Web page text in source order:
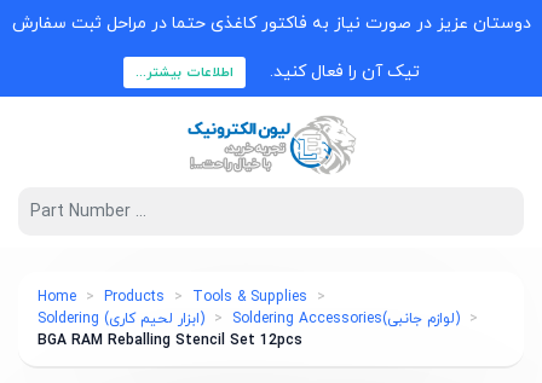
دوستان عزیز در صورت نیاز به فاکتور کاغذی حتما در مراحل ثبت سفارش
تیک آن را فعال کنید. اطلاعات بیشتر...
Home Products
Tools & Supplies
(ابزار لحیم کاری) Soldering
(لوازم جانبی)Soldering Accessories
BGA RAM Reballing Stencil Set 12pcs